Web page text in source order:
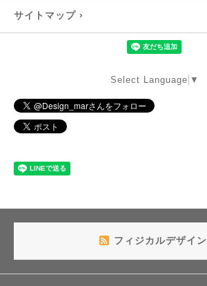
サイトマップ ›
Select Language ▼
フィジカルデザイン